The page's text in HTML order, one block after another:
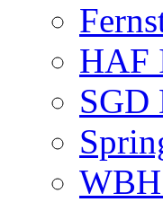
HAF
SGD